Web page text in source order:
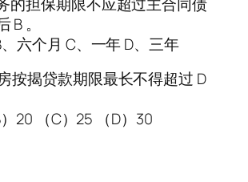
B 。
六个月 C、一年 D、三年
按揭贷款期限最长不得超过 D
）20 （C）25 （D）30